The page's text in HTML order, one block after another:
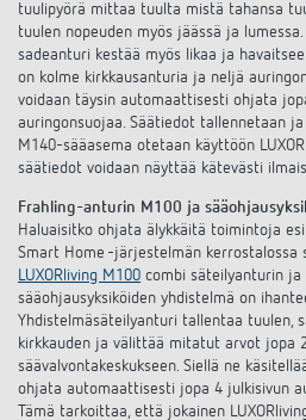
tuulipyörä mittaa tuulta mistä tahansa
tuulen nopeuden myös jäässä ja
sadeanturi kestää myös likaa ja
on kolme kirkkausanturia ja neljä
voidaan täysin automaattisesti ohjata
auringonsuojaa. Säätiedot tallennetaan
M140-sääasema otetaan käyttöön
säätiedot voidaan näyttää kätevästi
Frahling-anturin M100 ja
Haluaisitko ohjata älykkäitä toimintoja
Smart Home -järjestelmän kerrostalossa
LUXORliving M100 combi säteilyanturin ja
sääohjausyksiköiden yhdistelmä on
Yhdistelmäsäteilyanturi tallentaa tuulen,
kirkkauden ja välittää mitatut arvot jopa
säävalvontakeskukseen. Siellä ne
ohjata automaattisesti jopa 4 julkisivun
Tämä tarkoittaa, että jokainen